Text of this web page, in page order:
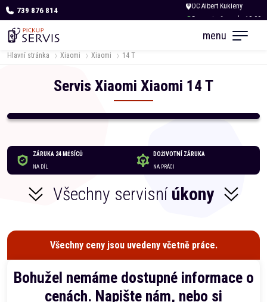
739 876 814
Dnes otevřeno do 18:00
menu
Hlavní stránka Xiaomi Xiaomi 14 T
Servis Xiaomi Xiaomi 14 T
ZÁRUKA 24 MĚSÍCŮ
NA DÍL
DOŽIVOTNÍ ZÁRUKA
NA PRÁCI
Všechny servisní úkony
Všechny ceny jsou uvedeny včetně práce.
Bohužel nemáme dostupné informace o
cenách. Napište nám, nebo si